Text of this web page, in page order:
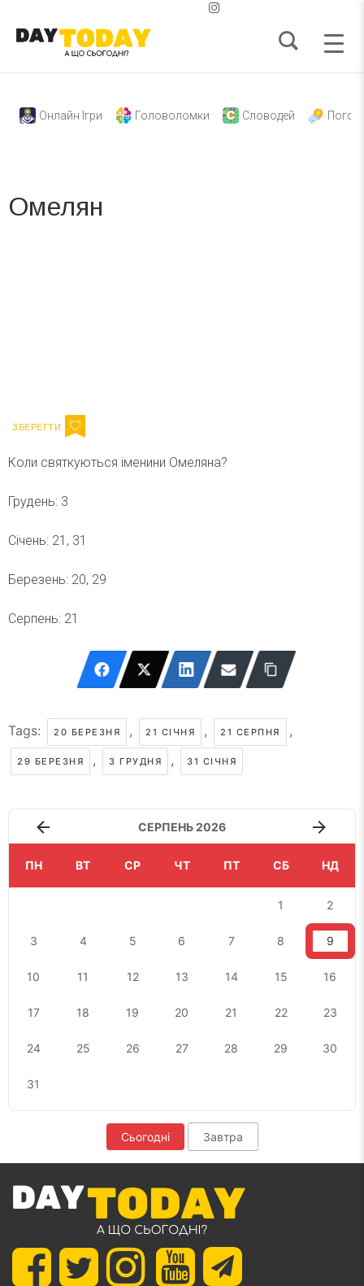
Онлайн Ігри Головоломки Словодей
Омелян
Коли святкуються іменини Омеляна?
Грудень: 3
Січень: 21, 31
Березень: 20, 29
Серпень: 21
Tags: 20 БЕРЕЗНЯ , 21 СІЧНЯ , 21 СЕРПНЯ ,
29 БЕРЕЗНЯ , 3 ГРУДНЯ , 31 СІЧНЯ
СЕРПЕНЬ 2026
ПН ВТ СР ЧТ ПТ СБ НД
1 2
3 4 5 6 7 8 9
10 11 12 13 14 15 16
17 18 19 20 21 22 23
24 25 26 27 28 29 30
31
Сьогодні Завтра